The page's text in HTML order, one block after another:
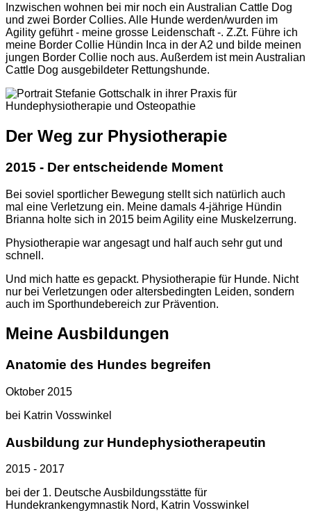
Inzwischen wohnen bei mir noch ein Australian Cattle Dog
und zwei Border Collies. Alle Hunde werden/wurden im
Agility geführt - meine grosse Leidenschaft -. Z.Zt. Führe ich
meine Border Collie Hündin Inca in der A2 und bilde meinen
jungen Border Collie noch aus. Außerdem ist mein Australian
Cattle Dog ausgebildeter Rettungshunde.
Der Weg zur Physiotherapie
2015 - Der entscheidende Moment
Bei soviel sportlicher Bewegung stellt sich natürlich auch
mal eine Verletzung ein. Meine damals 4-jährige Hündin
Brianna holte sich in 2015 beim Agility eine Muskelzerrung.
Physiotherapie war angesagt und half auch sehr gut und
schnell.
Und mich hatte es gepackt. Physiotherapie für Hunde. Nicht
nur bei Verletzungen oder altersbedingten Leiden, sondern
auch im Sporthundebereich zur Prävention.
Meine Ausbildungen
Anatomie des Hundes begreifen
Oktober 2015
bei Katrin Vosswinkel
Ausbildung zur Hundephysiotherapeutin
2015 - 2017
bei der 1. Deutsche Ausbildungsstätte für
Hundekrankengymnastik Nord, Katrin Vosswinkel